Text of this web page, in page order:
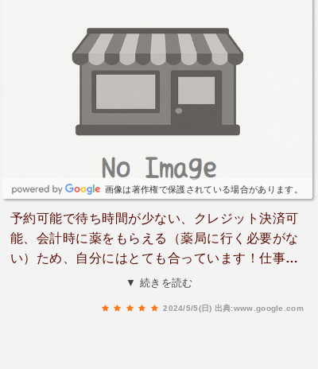
画像は著作権で保護されている場合があります。
予約可能で待ち時間が少ない、クレジット決済可
能、会計時に薬をもらえる（薬局に行く必要がな
い）ため、自分にはとても合っています！仕事の
合間にも行きやすくて助かっています。先生は男
▼ 続きを読む
2024/5/5(日) 出典:www.google.com